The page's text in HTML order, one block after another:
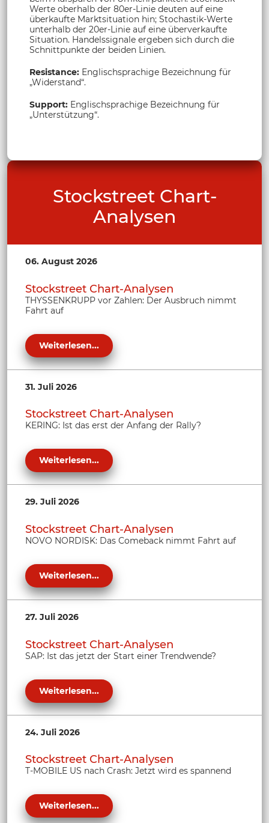
Werte oberhalb der 80er-Linie deuten auf eine
überkaufte Marktsituation hin; Stochastik-Werte
unterhalb der 20er-Linie auf eine überverkaufte
Situation. Handelssignale ergeben sich durch die
Schnittpunkte der beiden Linien.
Resistance: Englischsprachige Bezeichnung für
„Widerstand“.
Support: Englischsprachige Bezeichnung für
„Unterstützung“.
Stockstreet Chart-
Analysen
06. August 2026
Stockstreet Chart-Analysen
THYSSENKRUPP vor Zahlen: Der Ausbruch nimmt
Fahrt auf
Weiterlesen...
31. Juli 2026
Stockstreet Chart-Analysen
KERING: Ist das erst der Anfang der Rally?
Weiterlesen...
29. Juli 2026
Stockstreet Chart-Analysen
NOVO NORDISK: Das Comeback nimmt Fahrt auf
Weiterlesen...
27. Juli 2026
Stockstreet Chart-Analysen
SAP: Ist das jetzt der Start einer Trendwende?
Weiterlesen...
24. Juli 2026
Stockstreet Chart-Analysen
T-MOBILE US nach Crash: Jetzt wird es spannend
Weiterlesen...